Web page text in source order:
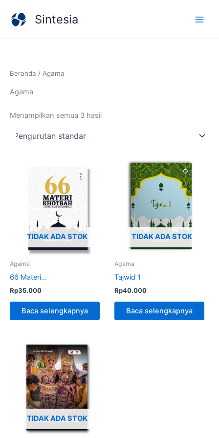
konten
Sintesia
Beranda / Agama
Agama
Menampilkan semua 3 hasil
TIDAK ADA STOK
Agama
66 Materi...
Rp35.000
Baca selengkapnya
TIDAK ADA STOK
Agama
Tajwid 1
Rp40.000
Baca selengkapnya
TIDAK ADA STOK